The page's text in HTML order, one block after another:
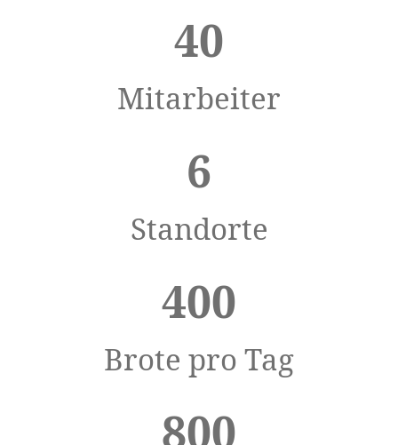
40
Mitarbeiter
6
Standorte
400
Brote pro Tag